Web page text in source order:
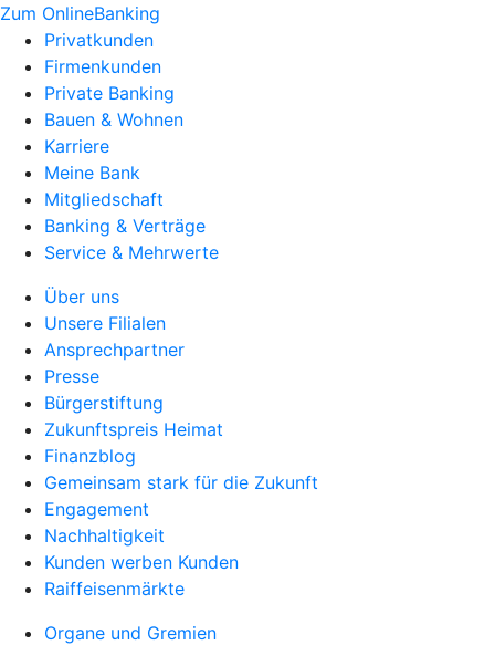
Zum OnlineBanking
Privatkunden
Firmenkunden
Private Banking
Bauen & Wohnen
Karriere
Meine Bank
Mitgliedschaft
Banking & Verträge
Service & Mehrwerte
Über uns
Unsere Filialen
Ansprechpartner
Presse
Bürgerstiftung
Zukunftspreis Heimat
Finanzblog
Gemeinsam stark für die Zukunft
Engagement
Nachhaltigkeit
Kunden werben Kunden
Raiffeisenmärkte
Organe und Gremien